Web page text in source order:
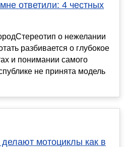
ответили: 4 честных
о нежелании
разбивается о глубокое
и понимании самого
не принята модель
мотоциклы как в